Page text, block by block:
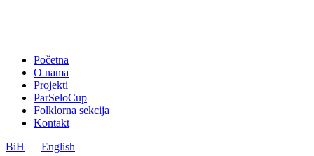
Početna
O nama
Projekti
ParSeloCup
Folklorna sekcija
Kontakt
BiH
English